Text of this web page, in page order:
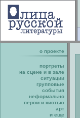
о проекте
портреты
на сцене и в зале
ситуации
групповые
события
неформально
пером и кистью
арт
и еще